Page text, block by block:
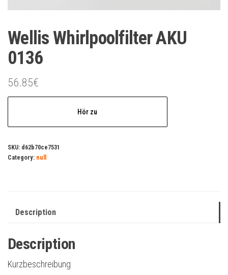
Wellis Whirlpoolfilter AKU
0136
56.85€
Hör zu
SKU: d62b70ce7531
Category: null
Description
Description
Kurzbeschreibung